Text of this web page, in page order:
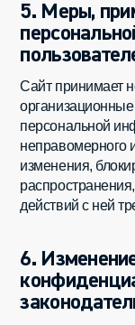
5. Меры,
Сайт принимает
персональной
неправомерного
изменения,
действий с ней
6.